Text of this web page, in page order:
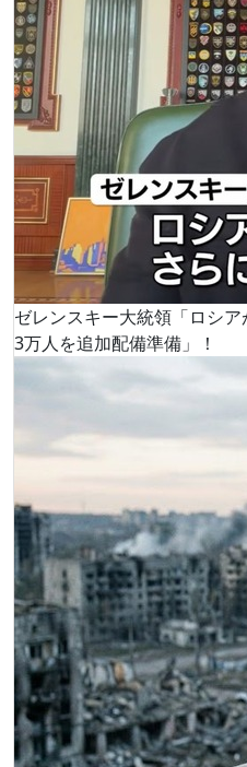
ゼレンスキー大統領「ロシ
3万人を追加配備準備」！